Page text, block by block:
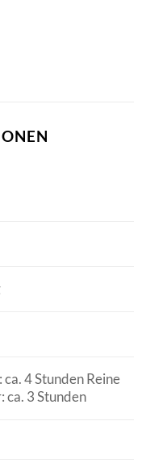
4 Stunden Reine
ca. 3 Stunden